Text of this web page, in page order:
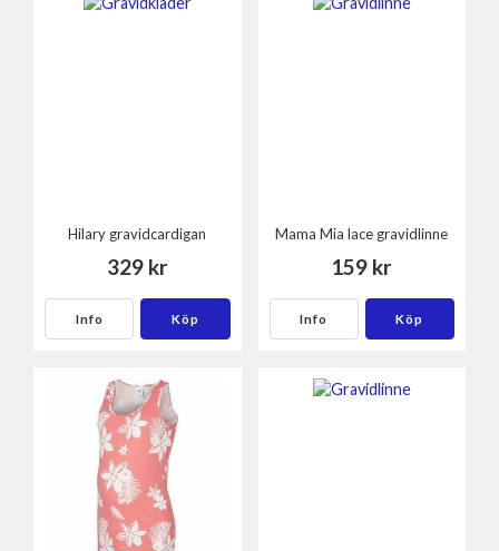
Hilary gravidcardigan
329 kr
Info Köp
Mama Mia lace gravidlinne
159 kr
Info Köp